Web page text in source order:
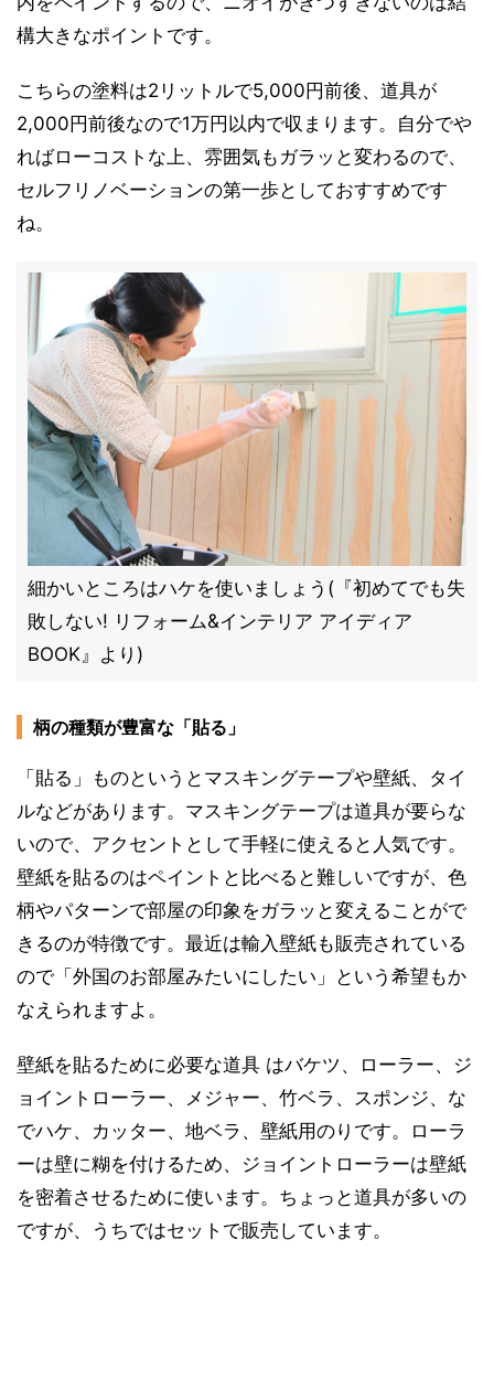
構大きなポイントです。
こちらの塗料は2リットルで5,000円前後、道具が
2,000円前後なので1万円以内で収まります。自分でや
ればローコストな上、雰囲気もガラッと変わるので、
セルフリノベーションの第一歩としておすすめです
ね。
細かいところはハケを使いましょう(『初めてでも失
敗しない! リフォーム&インテリア アイディア
BOOK』より)
柄の種類が豊富な「貼る」
「貼る」ものというとマスキングテープや壁紙、タイ
ルなどがあります。マスキングテープは道具が要らな
いので、アクセントとして手軽に使えると人気です。
壁紙を貼るのはペイントと比べると難しいですが、色
柄やパターンで部屋の印象をガラッと変えることがで
きるのが特徴です。最近は輸入壁紙も販売されている
ので「外国のお部屋みたいにしたい」という希望もか
なえられますよ。
壁紙を貼るために必要な道具 はバケツ、ローラー、ジ
ョイントローラー、メジャー、竹ベラ、スポンジ、な
でハケ、カッター、地ベラ、壁紙用のりです。ローラ
ーは壁に糊を付けるため、ジョイントローラーは壁紙
を密着させるために使います。ちょっと道具が多いの
ですが、うちではセットで販売しています。